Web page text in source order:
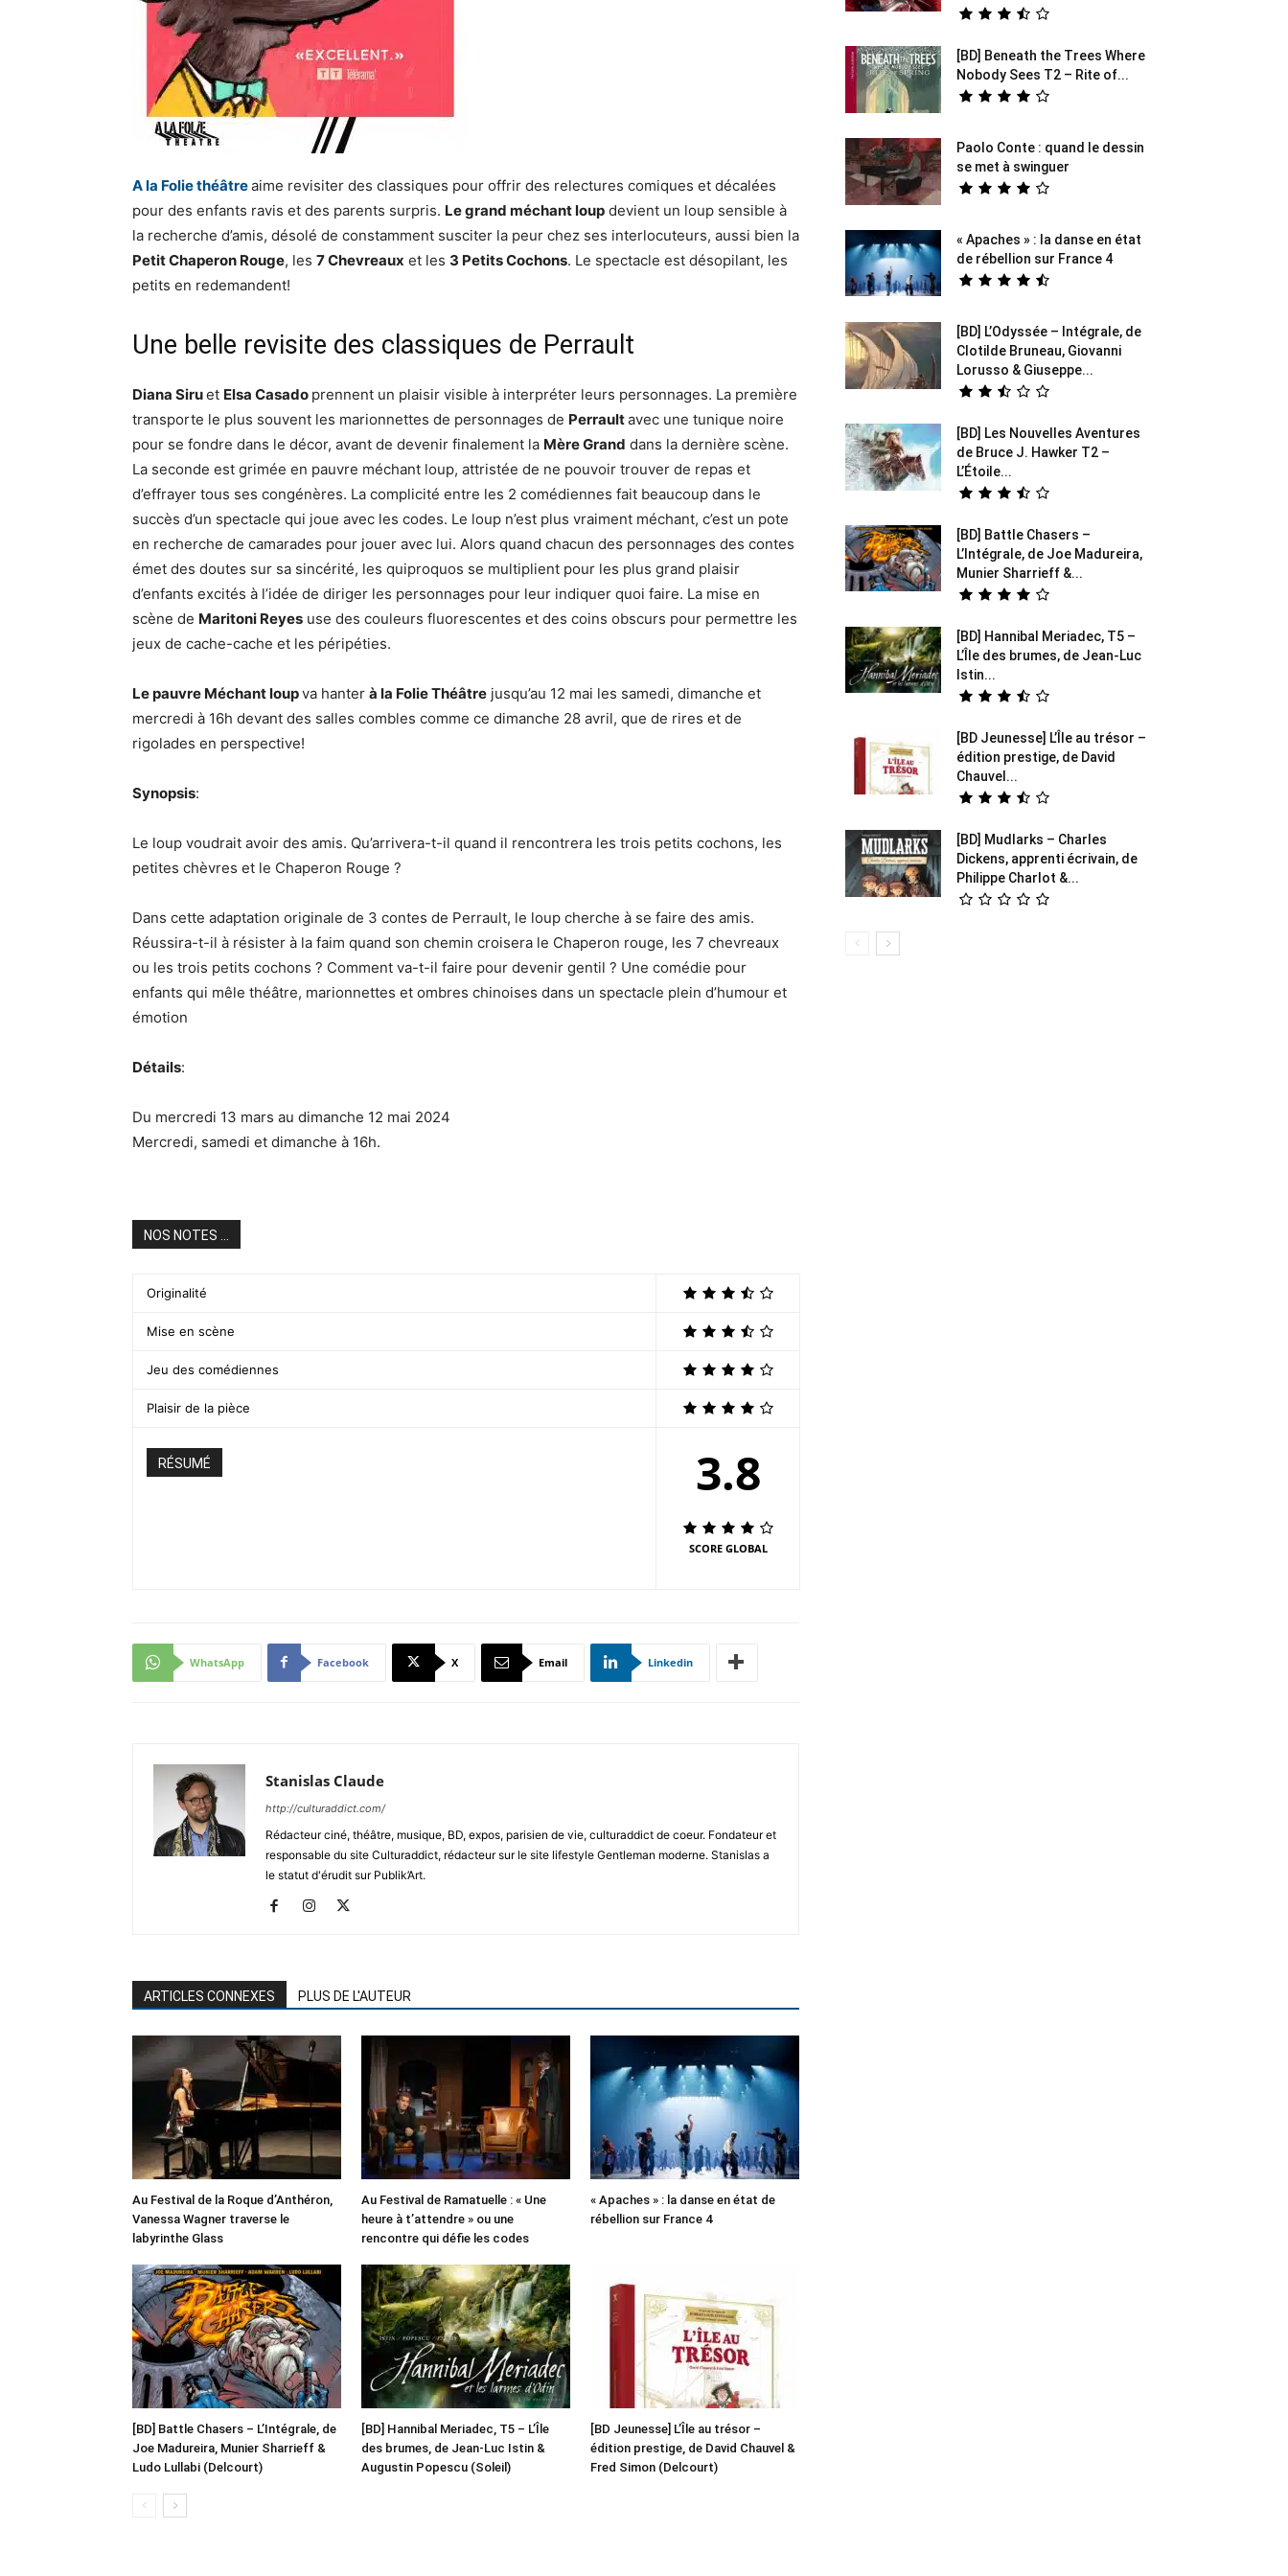
A la Folie théâtreaime revisiter des classiques pour offrir des relectures comiques et décalées
pour des enfants ravis et des parents surpris. Le grand méchant loup devient un loup sensible à
la recherche d’amis, désolé de constamment susciter la peur chez ses interlocuteurs, aussi bien la
Petit Chaperon Rouge, les 7 Chevreaux et les 3 Petits Cochons. Le spectacle est désopilant, les
petits en redemandent!
Une belle revisite des classiques de Perrault
Diana Siruet Elsa Casado prennent un plaisir visible à interpréter leurs personnages. La première
transporte le plus souvent les marionnettes de personnages de Perraultavec une tunique noire
pour se fondre dans le décor, avant de devenir finalement la Mère Grand dans la dernière scène.
La seconde est grimée en pauvre méchant loup, attristée de ne pouvoir trouver de repas et
d’effrayer tous ses congénères. La complicité entre les 2 comédiennes fait beaucoup dans le
succès d’un spectacle qui joue avec les codes. Le loup n’est plus vraiment méchant, c’est un pote
en recherche de camarades pour jouer avec lui. Alors quand chacun des personnages des contes
émet des doutes sur sa sincérité, les quiproquos se multiplient pour les plus grand plaisir
d’enfants excités à l’idée de diriger les personnages pour leur indiquer quoi faire. La mise en
scène de Maritoni Reyes use des couleurs fluorescentes et des coins obscurs pour permettre les
jeux de cache-cache et les péripéties.
Le pauvre Méchant loupva hanter à la Folie Théâtre jusqu’au 12 mai les samedi, dimanche et
mercredi à 16h devant des salles combles comme ce dimanche 28 avril, que de rires et de
rigolades en perspective!
Synopsis:
Le loup voudrait avoir des amis. Qu’arrivera-t-il quand il rencontrera les trois petits cochons, les
petites chèvres et le Chaperon Rouge ?
Dans cette adaptation originale de 3 contes de Perrault, le loup cherche à se faire des amis.
Réussira-t-il à résister à la faim quand son chemin croisera le Chaperon rouge, les 7 chevreaux
ou les trois petits cochons ? Comment va-t-il faire pour devenir gentil ? Une comédie pour
enfants qui mêle théâtre, marionnettes et ombres chinoises dans un spectacle plein d’humour et
émotion
Détails:
Du mercredi 13 mars au dimanche 12 mai 2024
Mercredi, samedi et dimanche à 16h.
NOS NOTES ...
Originalité
Mise en scène
Jeu des comédiennes
Plaisir de la pièce
RÉSUMÉ 3.8
SCORE GLOBAL
WhatsApp Facebook X Email Linkedin
Stanislas Claude
http://culturaddict.com/
Rédacteur ciné, théâtre, musique, BD, expos, parisien de vie, culturaddict de coeur. Fondateur et
responsable du site Culturaddict, rédacteur sur le site lifestyle Gentleman moderne. Stanislas a
le statut d'érudit sur Publik’Art.
ARTICLES CONNEXES PLUS DE L'AUTEUR
Au Festival de la Roque d’Anthéron,
Vanessa Wagner traverse le
labyrinthe Glass
Au Festival de Ramatuelle : « Une
heure à t’attendre » ou une
rencontre qui défie les codes
« Apaches » : la danse en état de
rébellion sur France 4
[BD] Battle Chasers – L’Intégrale, de
Joe Madureira, Munier Sharrieff &
Ludo Lullabi (Delcourt)
[BD] Hannibal Meriadec, T5 – L’Île
des brumes, de Jean-Luc Istin &
Augustin Popescu (Soleil)
[BD Jeunesse] L’Île au trésor –
édition prestige, de David Chauvel &
Fred Simon (Delcourt)
[BD] Beneath the Trees Where
Nobody Sees T2 – Rite of...
Paolo Conte : quand le dessin
se met à swinguer
« Apaches » : la danse en état
de rébellion sur France 4
[BD] L’Odyssée – Intégrale, de
Clotilde Bruneau, Giovanni
Lorusso & Giuseppe...
[BD] Les Nouvelles Aventures
de Bruce J. Hawker T2 –
L’Étoile...
[BD] Battle Chasers –
L’Intégrale, de Joe Madureira,
Munier Sharrieff &...
[BD] Hannibal Meriadec, T5 –
L’Île des brumes, de Jean-Luc
Istin...
[BD Jeunesse] L’Île au trésor –
édition prestige, de David
Chauvel...
[BD] Mudlarks – Charles
Dickens, apprenti écrivain, de
Philippe Charlot &...